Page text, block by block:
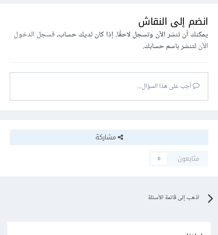
انضم إلى النقاش
يمكنك أن تنشر الآن وتسجل لاحقًا. إذا كان لديك حساب،فسجل الدخول
الآنلتنشر باسم حسابك.
أجب على هذا السؤال...
مشاركة
متابعون
0
اذهب إلى قائمة الأسئلة